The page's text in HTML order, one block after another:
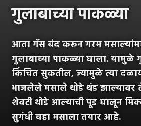
गुलाबाच्या पाकळ्या
आता गॅस बंद करून गरम
गुलाबाच्या पाकळ्या घाला. यामुळे
किंचित सुकतील, ज्यामुळे त्या
भाजलेले मसाले थोडे थंड झाल्यावर
शेवटी थोडे आल्याची पूड घालून
सुगंधी चहा मसाला तयार आहे.